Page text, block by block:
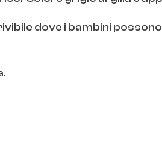
dove i bambini